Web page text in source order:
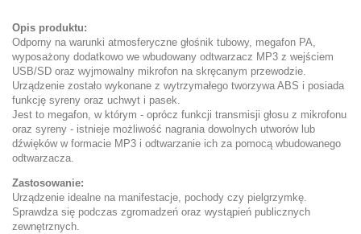
Opis produktu:
Odporny na warunki atmosferyczne głośnik tubowy, megafon PA,
wyposażony dodatkowo we wbudowany odtwarzacz MP3 z wejściem
USB/SD oraz wyjmowalny mikrofon na skręcanym przewodzie.
Urządzenie zostało wykonane z wytrzymałego tworzywa ABS i posiada
funkcję syreny oraz uchwyt i pasek.
Jest to megafon, w którym - oprócz funkcji transmisji głosu z mikrofonu
oraz syreny - istnieje możliwość nagrania dowolnych utworów lub
dźwięków w formacie MP3 i odtwarzanie ich za pomocą wbudowanego
odtwarzacza.
Zastosowanie:
Urządzenie idealne na manifestacje, pochody czy pielgrzymkę.
Sprawdza się podczas zgromadzeń oraz wystąpień publicznych
zewnętrznych.